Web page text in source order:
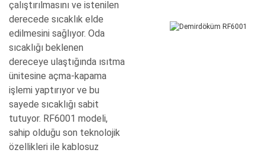
çalıştırılmasını ve istenilen
derecede sıcaklık elde
edilmesini sağlıyor. Oda
sıcaklığı beklenen
dereceye ulaştığında ısıtma
ünitesine açma-kapama
işlemi yaptırıyor ve bu
sayede sıcaklığı sabit
tutuyor. RF6001 modeli,
sahip olduğu son teknolojik
özellikleri ile kablosuz